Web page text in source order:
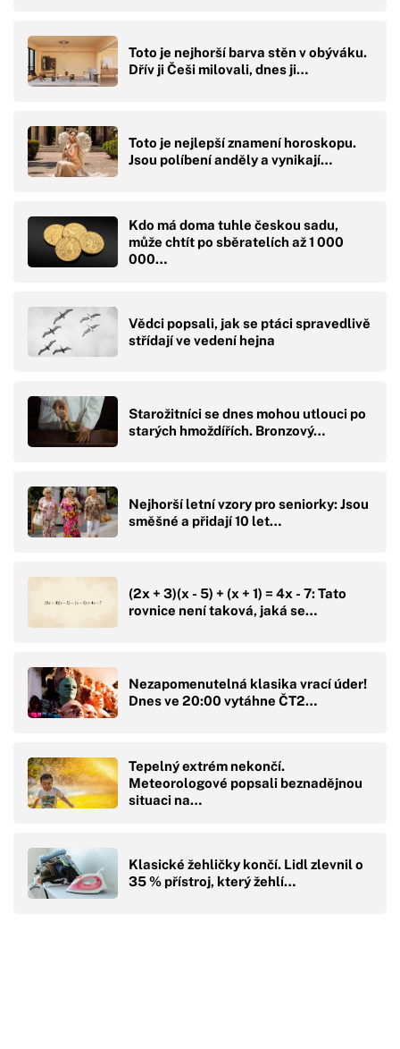
Toto je nejhorší barva stěn v obýváku.
Dřív ji Češi milovali, dnes ji…
Toto je nejlepší znamení horoskopu.
Jsou políbení anděly a vynikají…
Kdo má doma tuhle českou sadu,
může chtít po sběratelích až 1 000
000…
Vědci popsali, jak se ptáci spravedlivě
střídají ve vedení hejna
Starožitníci se dnes mohou utlouci po
starých hmoždířích. Bronzový…
Nejhorší letní vzory pro seniorky: Jsou
směšné a přidají 10 let…
(2x + 3)(x - 5) + (x + 1) = 4x - 7: Tato
rovnice není taková, jaká se…
Nezapomenutelná klasika vrací úder!
Dnes ve 20:00 vytáhne ČT2…
Tepelný extrém nekončí.
Meteorologové popsali beznadějnou
situaci na…
Klasické žehličky končí. Lidl zlevnil o
35 % přístroj, který žehlí…